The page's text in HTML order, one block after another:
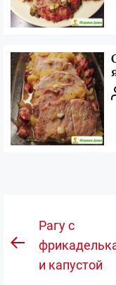
Навигация
по
записям
Предыдущая
запись:
Рагу с
и капустой